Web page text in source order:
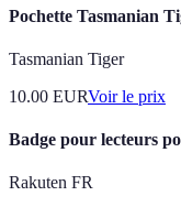
Pochette Tasmanian
Tasmanian Tiger
10.00 EURVoir le prix
Badge pour lecteurs
Rakuten FR